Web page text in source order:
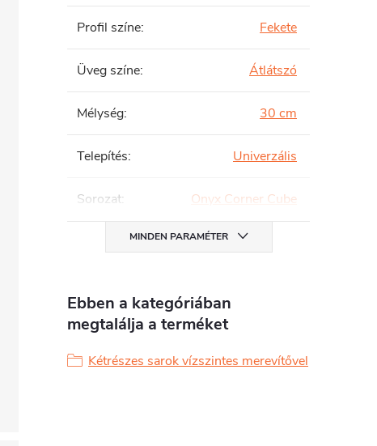
Profil színe: Fekete
Üveg színe: Átlátszó
Mélység: 30 cm
Telepítés: Univerzális
Sorozat: Onyx Corner Cube
MINDEN PARAMÉTER
Ebben a kategóriában
megtalálja a terméket
Kétrészes sarok vízszintes merevítővel